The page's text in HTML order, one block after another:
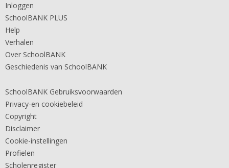
Inloggen
SchoolBANK PLUS
Help
Verhalen
Over SchoolBANK
Geschiedenis van SchoolBANK
SchoolBANK Gebruiksvoorwaarden
Privacy-en cookiebeleid
Copyright
Disclaimer
Cookie-instellingen
Profielen
Scholenregister